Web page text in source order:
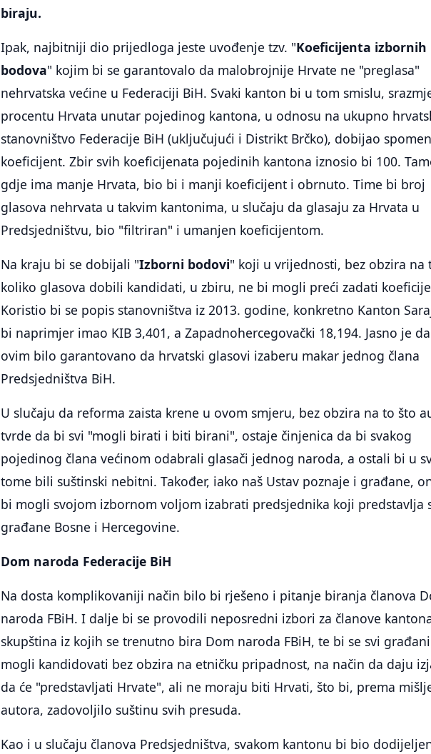
biraju.
Ipak, najbitniji dio prijedloga jeste uvođenje tzv. "Koeficijenta izbornih
bodova" kojim bi se garantovalo da malobrojnije Hrvate ne "preglasa"
nehrvatska većine u Federaciji BiH. Svaki kanton bi u tom smislu,
procentu Hrvata unutar pojedinog kantona, u odnosu na ukupno
stanovništvo Federacije BiH (uključujući i Distrikt Brčko), dobijao
koeficijent. Zbir svih koeficijenata pojedinih kantona iznosio bi 100.
gdje ima manje Hrvata, bio bi i manji koeficijent i obrnuto. Time bi broj
glasova nehrvata u takvim kantonima, u slučaju da glasaju za Hrvata u
Predsjedništvu, bio "filtriran" i umanjen koeficijentom.
Na kraju bi se dobijali "Izborni bodovi" koji u vrijednosti, bez obzira na
koliko glasova dobili kandidati, u zbiru, ne bi mogli preći zadati
Koristio bi se popis stanovništva iz 2013. godine, konkretno Kanton
bi naprimjer imao KIB 3,401, a Zapadnohercegovački 18,194. Jasno je
ovim bilo garantovano da hrvatski glasovi izaberu makar jednog člana
Predsjedništva BiH.
U slučaju da reforma zaista krene u ovom smjeru, bez obzira na to što
tvrde da bi svi "mogli birati i biti birani", ostaje činjenica da bi svakog
pojedinog člana većinom odabrali glasači jednog naroda, a ostali bi u
tome bili suštinski nebitni. Također, iako naš Ustav poznaje i građane,
bi mogli svojom izbornom voljom izabrati predsjednika koji predstavlja
građane Bosne i Hercegovine.
Dom naroda Federacije BiH
Na dosta komplikovaniji način bilo bi rješeno i pitanje biranja članova
naroda FBiH. I dalje bi se provodili neposredni izbori za članove
skupština iz kojih se trenutno bira Dom naroda FBiH, te bi se svi građani
mogli kandidovati bez obzira na etničku pripadnost, na način da daju
da će "predstavljati Hrvate", ali ne moraju biti Hrvati, što bi, prema
autora, zadovoljilo suštinu svih presuda.
Kao i u slučaju članova Predsjedništva, svakom kantonu bi bio